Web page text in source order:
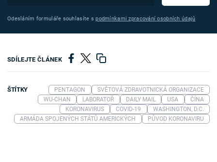
Odesláním formuláře souhlasíte spodmínkami zpracování osobních údajů
SDÍLEJTE ČLÁNEK
ŠTÍTKY PENTAGON
SVĚTOVÁ ZDRAVOTNICKÁ ORGANIZACE
WU-CHAN
LABORATOŘ DAILY MAIL USA
ČÍNA
KORONAVIRUS
COVID-19
WASHINGTON, D.C.
ARMÁDA SPOJENÝCH STÁTŮ AMERICKÝCH
PŮVOD KORONAVIRU